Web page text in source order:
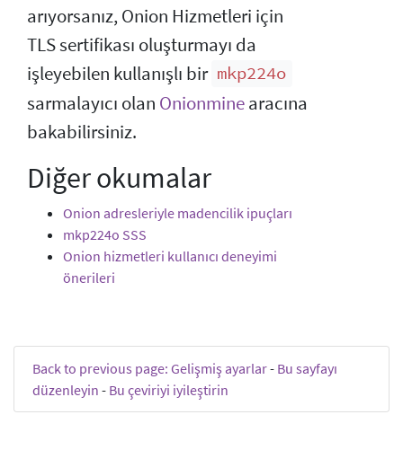
arıyorsanız, Onion Hizmetleri için
TLS sertifikası oluşturmayı da
işleyebilen kullanışlı bir mkp224o
sarmalayıcı olan Onionminearacına
bakabilirsiniz.
Diğer okumalar
Onion adresleriyle madencilik ipuçları
mkp224o SSS
Onion hizmetleri kullanıcı deneyimi
önerileri
Back to previous page: Gelişmiş ayarlar- Bu sayfayı
düzenleyin - Bu çeviriyi iyileştirin